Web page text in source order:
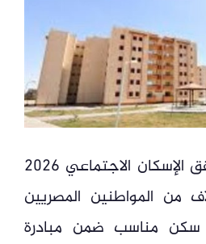
يتصدر البحث عن شقق الإسكان الاجتماعي 2026
من المواطنين المصريين
سكن مناسب ضمن مبادرة